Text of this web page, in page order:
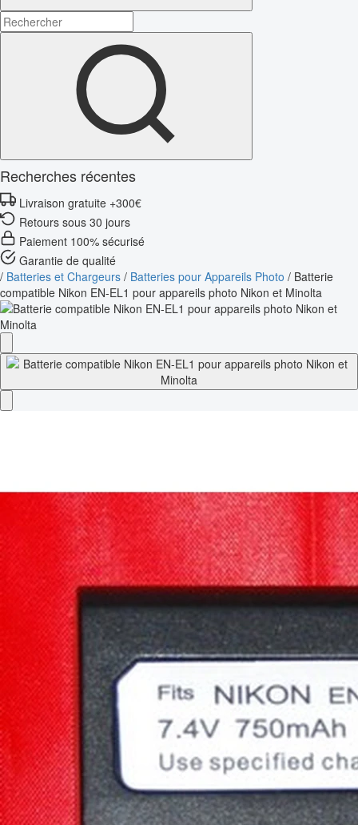
Recherches récentes
Livraison gratuite +300€
Retours sous 30 jours
Paiement 100% sécurisé
Garantie de qualité
/ Batteries et Chargeurs / Batteries pour Appareils Photo / Batterie
compatible Nikon EN-EL1 pour appareils photo Nikon et Minolta